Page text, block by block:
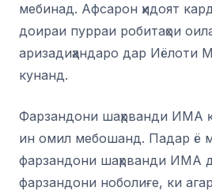
мебинад. Афсарон ҳидоят
доираи пурраи робитаҳои
аризадиҳандаро дар Иёлоти
кунанд.
Фарзандони шаҳрванди ИМА
ин омил мебошанд. Падар ё
фарзандони шаҳрванди ИМА
фарзандони ноболиғе, ки